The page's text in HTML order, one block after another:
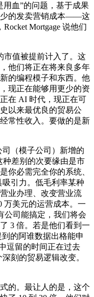
血”的问题，基于成果
少的发卖营销成本——这
Mortgage 说他们
值被提前计入了。这
他们将正在将来良多年
的编程模子和东西。他
现正在能够用更少的资
在 AI 时代，现正在可
以来最优良的贸易公
常性收入。要做的是新
（模子公司）新增的
种差别的次要缘由是市
你必需完全你的系统、
引力。低毛利率某种
业办理、改变营业流
万美元的运营成本。一
公司能搞定，我们将会
3 倍。若是他们看到一
的阿谁数据出格能申
逗留的时间正在过去
刻的贸易逻辑改变。
。最让人的是，这个